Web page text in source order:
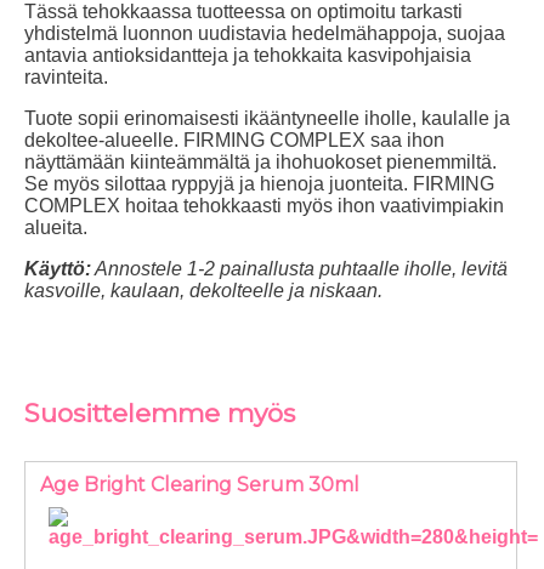
Tässä tehokkaassa tuotteessa on optimoitu tarkasti
yhdistelmä luonnon uudistavia hedelmähappoja, suojaa
antavia antioksidantteja ja tehokkaita kasvipohjaisia
ravinteita.
Tuote sopii erinomaisesti ikääntyneelle iholle, kaulalle ja
dekoltee-alueelle. FIRMING COMPLEX saa ihon
näyttämään kiinteämmältä ja ihohuokoset pienemmiltä.
Se myös silottaa ryppyjä ja hienoja juonteita. FIRMING
COMPLEX hoitaa tehokkaasti myös ihon vaativimpiakin
alueita.
Käyttö:Annostele 1-2 painallusta puhtaalle iholle, levitä
kasvoille, kaulaan, dekolteelle ja niskaan.
Suosittelemme myös
Age Bright Clearing Serum 30ml